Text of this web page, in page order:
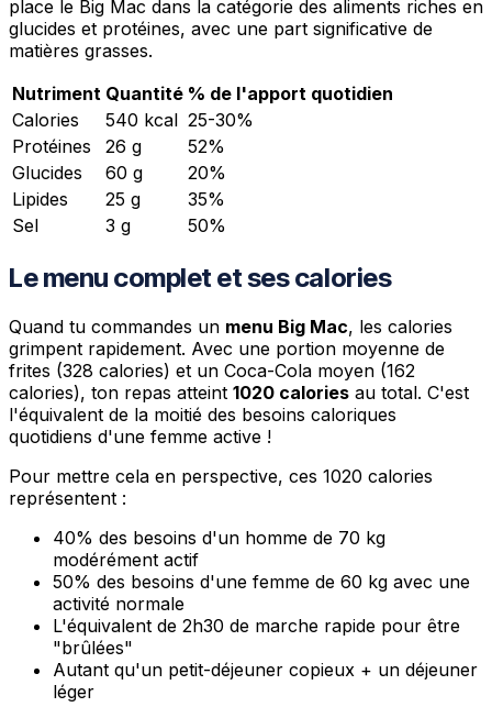
place le Big Mac dans la catégorie des aliments riches en
glucides et protéines, avec une part significative de
matières grasses.
Nutriment Quantité % de l'apport quotidien
Calories
540 kcal 25-30%
Protéines
26 g
52%
Glucides
60 g
20%
Lipides
25 g
35%
Sel
3 g 50%
Le menu complet et ses calories
Quand tu commandes un menu Big Mac, les calories
grimpent rapidement. Avec une portion moyenne de
frites (328 calories) et un Coca-Cola moyen (162
calories), ton repas atteint 1020 calories au total. C'est
l'équivalent de la moitié des besoins caloriques
quotidiens d'une femme active !
Pour mettre cela en perspective, ces 1020 calories
représentent :
40% des besoins d'un homme de 70 kg
modérément actif
50% des besoins d'une femme de 60 kg avec une
activité normale
L'équivalent de 2h30 de marche rapide pour être
"brûlées"
Autant qu'un petit-déjeuner copieux + un déjeuner
léger